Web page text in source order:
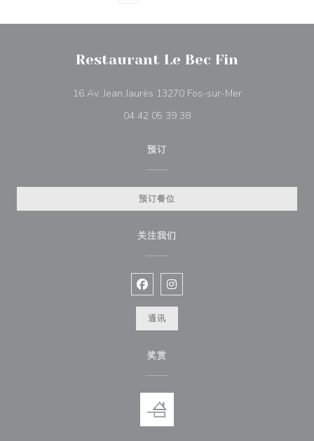
Restaurant Le Bec Fin
16 Av. Jean Jaurès 13270 Fos-sur-Mer((在新窗口中打
04 42 05 39 38
预订
预订餐位
关注我们
Facebook ((在新窗口中打开))
Instagram ((在新窗口中打开))
通讯
奖赏